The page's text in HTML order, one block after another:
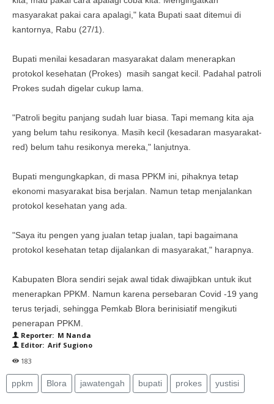
masyarakat pakai cara apalagi," kata Bupati saat ditemui di
kantornya, Rabu (27/1).
Bupati menilai kesadaran masyarakat dalam menerapkan
protokol kesehatan (Prokes) masih sangat kecil. Padahal patroli
Prokes sudah digelar cukup lama.
"Patroli begitu panjang sudah luar biasa. Tapi memang kita aja
yang belum tahu resikonya. Masih kecil (kesadaran masyarakat-
red) belum tahu resikonya mereka," lanjutnya.
Bupati mengungkapkan, di masa PPKM ini, pihaknya tetap
ekonomi masyarakat bisa berjalan. Namun tetap menjalankan
protokol kesehatan yang ada.
"Saya itu pengen yang jualan tetap jualan, tapi bagaimana
protokol kesehatan tetap dijalankan di masyarakat," harapnya.
Kabupaten Blora sendiri sejak awal tidak diwajibkan untuk ikut
menerapkan PPKM. Namun karena persebaran Covid -19 yang
terus terjadi, sehingga Pemkab Blora berinisiatif mengikuti
penerapan PPKM.
Reporter: M Nanda
Editor: Arif Sugiono
183
ppkm Blora jawatengah bupati prokes yustisi